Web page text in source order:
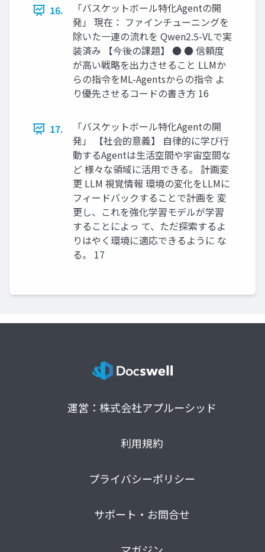
16.
「バスケットボール特化Agentの開
発」 現在： ファインチューニングを
除いた⼀連の流れを Qwen2.5-VLで実
装済み 【今後の課題】 ● ● 信頼度
が⾼い戦略を出⼒させること LLMか
らの指令をML-Agentsからの指令 よ
り優先させるコードの書き⽅ 16
17.
「バスケットボール特化Agentの開
発」 【社会的意義】 ⾃律的に学び⾏
動するAgentは⽣活空間や宇宙空間な
ど 様々な領域に活⽤できる。 計画変
更 LLM 視覚情報 環境の変化をLLMに
フィードバックすることで計画を 変
更し、これを強化学習モデルが学習
することによっ て、ただ探索するよ
りはやく環境に適応できるように な
る。 17
運営：株式会社アプルーシッド
利用規約
プライバシーポリシー
サポート・お問合せ